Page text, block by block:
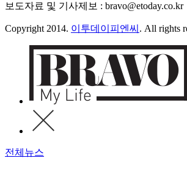
보도자료 및 기사제보 : bravo@etoday.co.kr
Copyright 2014. 이투데이피엔씨 . All rights
전체뉴스